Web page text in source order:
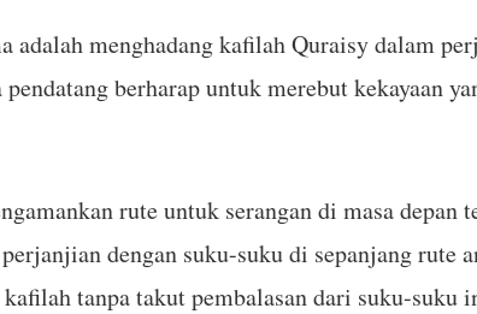
adalah menghadang kafilah Quraisy dalam
berharap untuk merebut kekayaan
rute untuk serangan di masa
dengan suku-suku di sepanjang rute
tanpa takut pembalasan dari suku-